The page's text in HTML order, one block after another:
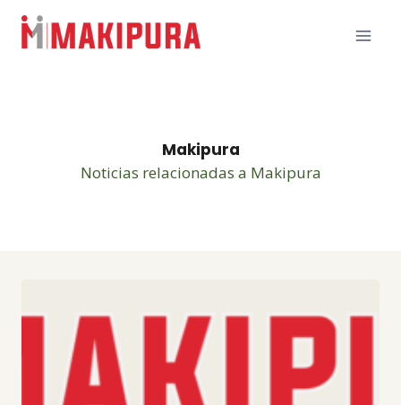
Skip
content
Makipura
Noticias relacionadas a Makipura